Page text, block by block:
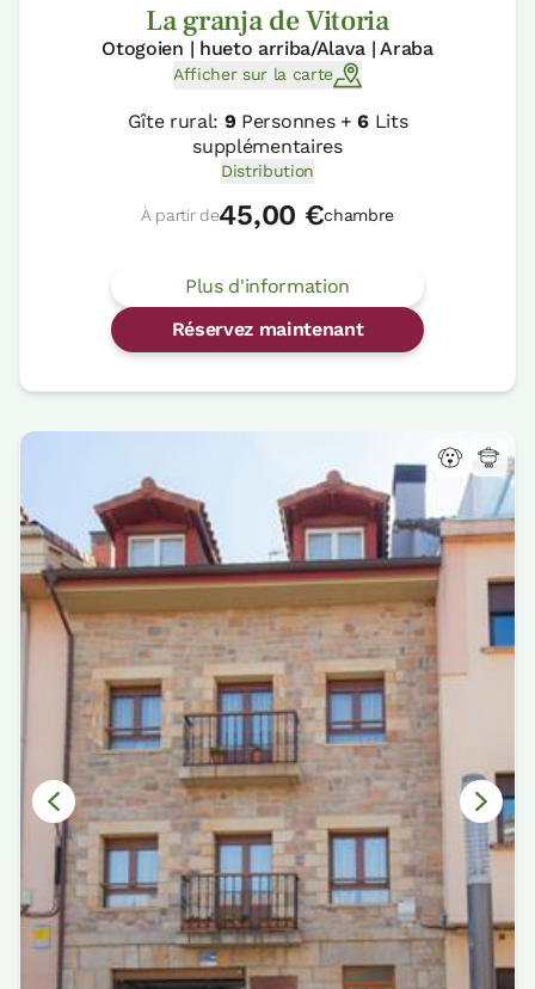
La granja de Vitoria
Otogoien | hueto arriba/Alava | Araba
Afficher sur la carte
Gîte rural: 9 Personnes +6Lits
supplémentaires
Distribution
À partir de45,00 €chambre
Plus d'information
Réservez maintenant